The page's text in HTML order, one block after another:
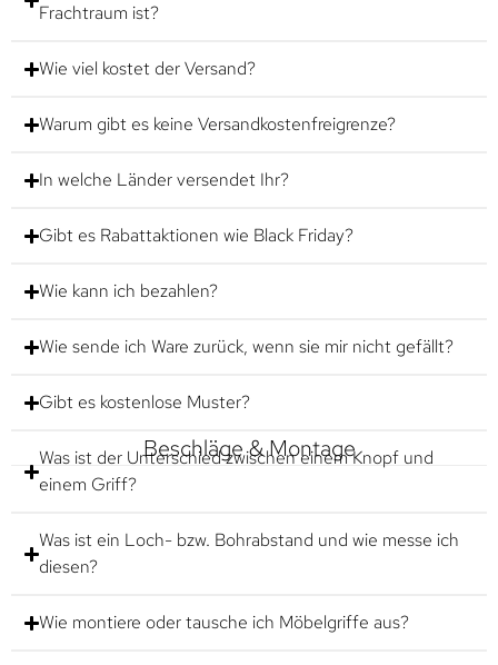
Frachtraum ist?
Wie viel kostet der Versand?
Warum gibt es keine Versandkostenfreigrenze?
In welche Länder versendet Ihr?
Gibt es Rabattaktionen wie Black Friday?
Wie kann ich bezahlen?
Wie sende ich Ware zurück, wenn sie mir nicht gefällt?
Gibt es kostenlose Muster?
Beschläge & Montage
Was ist der Unterschied zwischen einem Knopf und
einem Griff?
Was ist ein Loch- bzw. Bohrabstand und wie messe ich
diesen?
Wie montiere oder tausche ich Möbelgriffe aus?